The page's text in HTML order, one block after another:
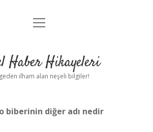
Anasayfa
Yasal Uyarı
menüyü
Haber Hikayeleri
ilham alan neşeli bilgiler!
biberinin diğer adı nedir